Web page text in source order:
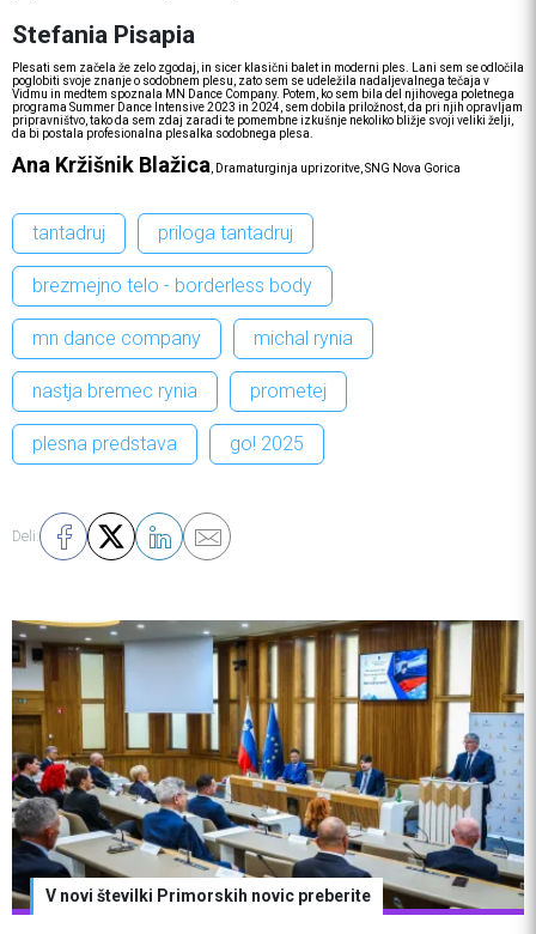
Stefania Pisapia
Plesati sem začela že zelo zgodaj, in sicer klasični balet in moderni ples. Lani sem se odločila
poglobiti svoje znanje o sodobnem plesu, zato sem se udeležila nadaljevalnega tečaja v
Vidmu in medtem spoznala MN Dance Company. Potem, ko sem bila del njihovega poletnega
programa Summer Dance Intensive 2023 in 2024, sem dobila priložnost, da pri njih opravljam
pripravništvo, tako da sem zdaj zaradi te pomembne izkušnje nekoliko bližje svoji veliki želji,
da bi postala profesionalna plesalka sodobnega plesa.
Ana Kržišnik Blažica, Dramaturginja uprizoritve, SNG Nova Gorica
tantadruj priloga tantadruj
brezmejno telo - borderless body
mn dance company michal rynia
nastja bremec rynia prometej
plesna predstava go! 2025
Deli:
V novi številki Primorskih novic preberite